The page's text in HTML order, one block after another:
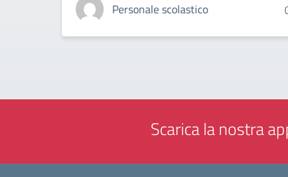
Personale scolastico
Scarica la nostra